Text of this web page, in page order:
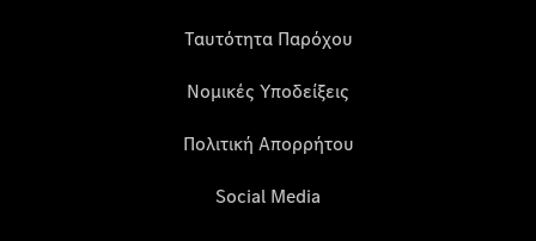
Ταυτότητα Παρόχου
Νομικές Υποδείξεις
Πολιτική Απορρήτου
Social Media